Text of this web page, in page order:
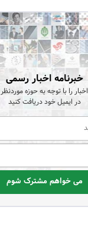
خبرنامه اخبار رسمی
اخبار را با توجه به حوزه موردنظر
در ایمیل خود دریافت کنید
می خواهم مشترک شوم